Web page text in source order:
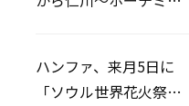
ハンファ、来月5日に
「ソウル世界花火祭り